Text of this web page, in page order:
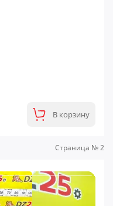
В корзину
Страница № 2